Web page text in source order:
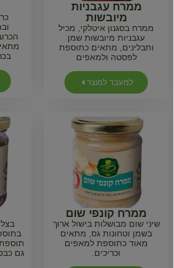
ממרח עגבניות
מיובשות
ממרח בסגנון איטלקי, מכיל
עגבניות מיובשות שמן
ותבלינים, מתאים כתוספת
לפסטה ולמאפים
למעבר למוצר
ממרח קונפי שום
שיני שום מבושלות בישול ארוך
בשמן וטחונות גס, מתאים
מאוד כתוספת למאפים
וכריכים.
גם